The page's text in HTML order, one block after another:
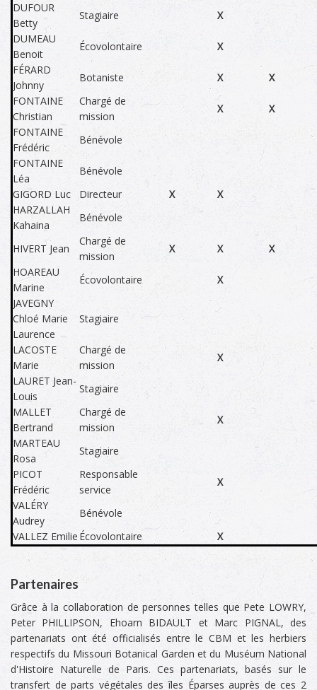
DUFOUR
Betty
Stagiaire
X
DUMEAU
Benoit
Écovolontaire
X
FÉRARD
Johnny
Botaniste X
X
FONTAINE
Christian
Chargé de
mission
X
X
FONTAINE
Frédéric
Bénévole
FONTAINE
Léa
Bénévole
GIGORD Luc
Directeur X
X
HARZALLAH
Kahaina
Bénévole
HIVERT Jean
Chargé de
mission
X X
X
HOAREAU
Marine
Écovolontaire
X
JAVEGNY
Chloé Marie
Laurence
Stagiaire
LACOSTE
Marie
Chargé de
mission
X
LAURET Jean-
Louis
Stagiaire
MALLET
Bertrand
Chargé de
mission
X
MARTEAU
Rosa
Stagiaire
PICOT
Frédéric
Responsable
service
X
VALÉRY
Audrey
Bénévole
VALLEZ Emilie Écovolontaire X
Partenaires
Grâce à la collaboration de personnes telles que Pete LOWRY,
Peter PHILLIPSON, Ehoarn BIDAULT et Marc PIGNAL, des
partenariats ont été officialisés entre le CBM et les herbiers
respectifs du Missouri Botanical Garden et du Muséum National
d'Histoire Naturelle de Paris. Ces partenariats, basés sur le
transfert de parts végétales des îles Éparses auprès de ces 2